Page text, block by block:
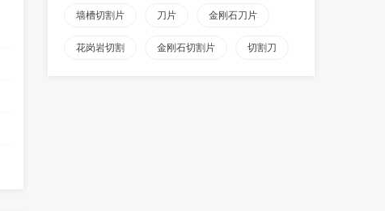
墙槽切割片 刀片 金刚石刀片
花岗岩切割 金刚石切割片 切割刀